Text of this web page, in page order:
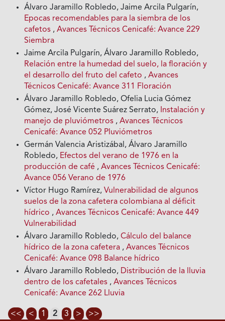
Álvaro Jaramillo Robledo, Jaime Arcila Pulgarín,
Epocas recomendables para la siembra de los
cafetos ,Avances Técnicos Cenicafé: Avance 229
Siembra
Jaime Arcila Pulgarín, Álvaro Jaramillo Robledo,
Relación entre la humedad del suelo, la floración y
el desarrollo del fruto del cafeto ,Avances
Técnicos Cenicafé: Avance 311 Floración
Álvaro Jaramillo Robledo, Ofelia Lucia Gómez
Gómez, José Vicente Suárez Serrato, Instalación y
manejo de pluviómetros ,Avances Técnicos
Cenicafé: Avance 052 Pluviómetros
Germán Valencia Aristizábal, Álvaro Jaramillo
Robledo, Efectos del verano de 1976 en la
producción de café ,Avances Técnicos Cenicafé:
Avance 056 Verano de 1976
Víctor Hugo Ramírez,Vulnerabilidad de algunos
suelos de la zona cafetera colombiana al déficit
hídrico ,Avances Técnicos Cenicafé: Avance 449
Vulnerabilidad
Álvaro Jaramillo Robledo,Cálculo del balance
hídrico de la zona cafetera ,Avances Técnicos
Cenicafé: Avance 098 Balance hídrico
Álvaro Jaramillo Robledo, Distribución de la lluvia
dentro de los cafetales ,Avances Técnicos
Cenicafé: Avance 262 Lluvia
<< < 1 2 3 > >>